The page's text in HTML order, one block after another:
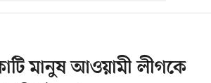
মানুষ আওয়ামী লীগকে